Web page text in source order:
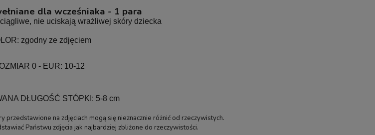
dla wcześniaka - 1 para
nie uciskają wrażliwej skóry dziecka
zgodny ze zdjęciem
0 - EUR: 10-12
DŁUGOŚĆ STÓPKI: 5-8 cm
na zdjęciach mogą się nieznacznie różnić od rzeczywistych.
Państwu zdjęcia jak najbardziej zbliżone do rzeczywistości.